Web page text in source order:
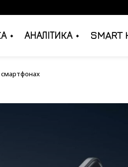
АНАЛІТИКА SMART
смартфонах
смартфонах